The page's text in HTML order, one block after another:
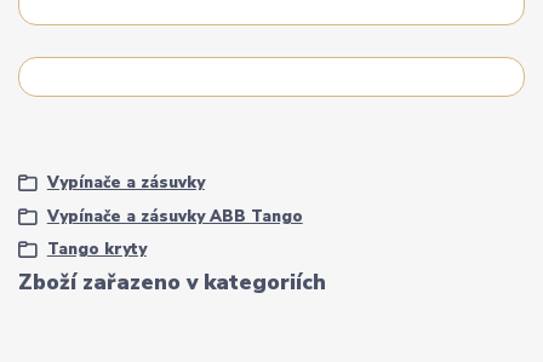
Zboží zařazeno v kategoriích
Vypínače a zásuvky
Vypínače a zásuvky ABB Tango
Tango kryty